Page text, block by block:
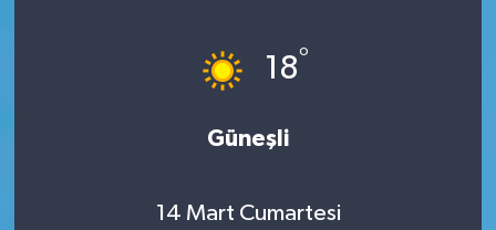
18°
Güneşli
14 Mart Cumartesi